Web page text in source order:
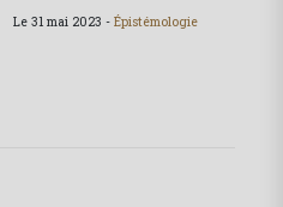
Le 31 mai 2023 - Épistémologie